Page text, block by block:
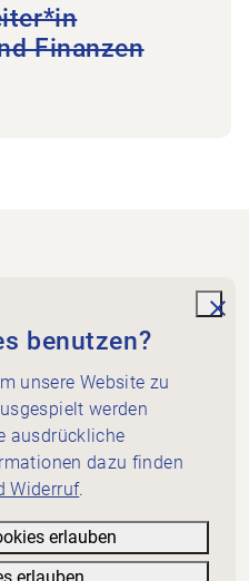
Finanzen
benutzen?
unsere Website zu
werden
ausdrückliche
dazu finden
Widerruf.
erlauben